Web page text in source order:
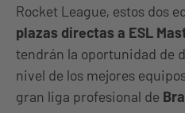
Rocket League, estos dos
plazas directas a ESL
tendrán la oportunidad de
nivel de los mejores
gran liga profesional de